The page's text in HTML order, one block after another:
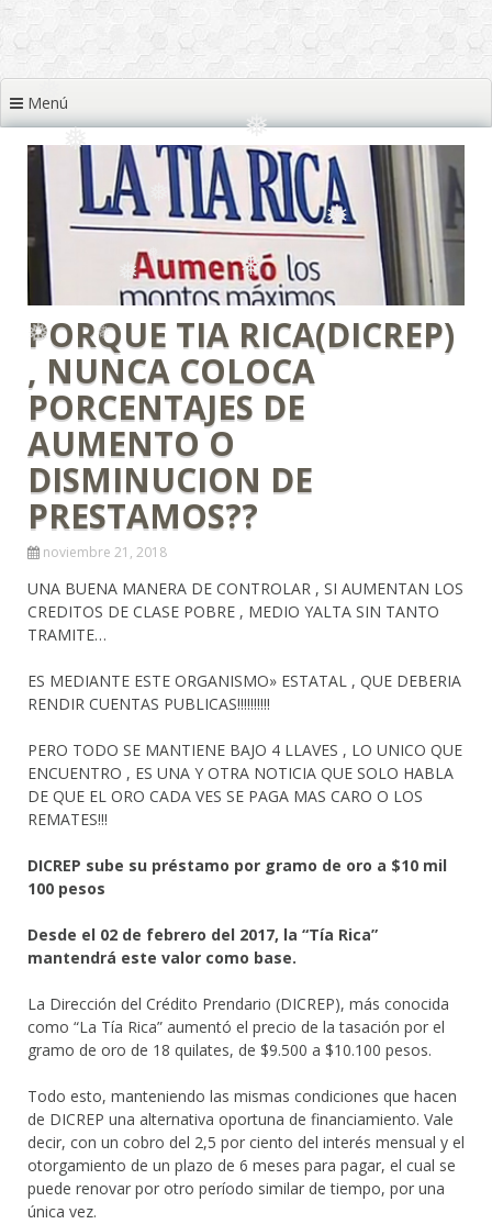
❅
❅
❅
❅
❅
❅
❅
❅
❅
❅
❅
Menú
PORQUE TIA RICA(DICREP)
, NUNCA COLOCA
PORCENTAJES DE
AUMENTO O
DISMINUCION DE
PRESTAMOS??
noviembre 21, 2018
UNA BUENA MANERA DE CONTROLAR , SI AUMENTAN LOS
CREDITOS DE CLASE POBRE , MEDIO YALTA SIN TANTO
TRAMITE…
ES MEDIANTE ESTE ORGANISMO» ESTATAL , QUE DEBERIA
RENDIR CUENTAS PUBLICAS!!!!!!!!!!
PERO TODO SE MANTIENE BAJO 4 LLAVES , LO UNICO QUE
ENCUENTRO , ES UNA Y OTRA NOTICIA QUE SOLO HABLA
DE QUE EL ORO CADA VES SE PAGA MAS CARO O LOS
REMATES!!!
DICREP sube su préstamo por gramo de oro a $10 mil
100 pesos
Desde el 02 de febrero del 2017, la “Tía Rica”
mantendrá este valor como base.
La Dirección del Crédito Prendario (DICREP), más conocida
como “La Tía Rica” aumentó el precio de la tasación por el
gramo de oro de 18 quilates, de $9.500 a $10.100 pesos.
Todo esto, manteniendo las mismas condiciones que hacen
de DICREP una alternativa oportuna de financiamiento. Vale
decir, con un cobro del 2,5 por ciento del interés mensual y el
otorgamiento de un plazo de 6 meses para pagar, el cual se
puede renovar por otro período similar de tiempo, por una
única vez.